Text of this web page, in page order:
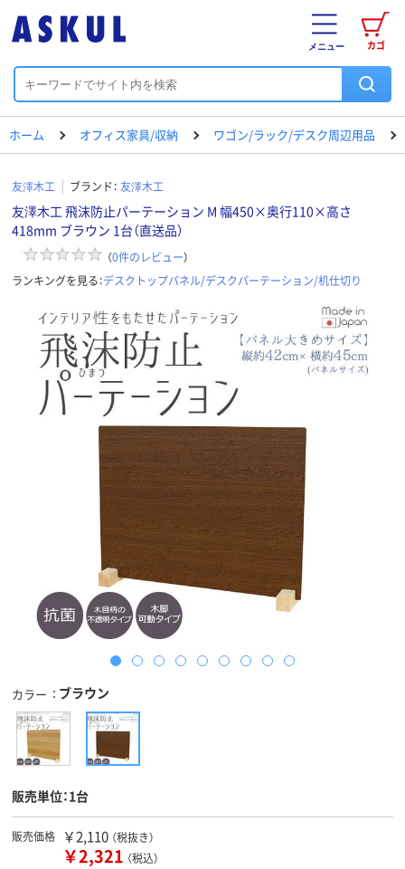
カゴ
メニュー
ホーム オフィス家具/収納 ワゴン/ラック/デスク周辺用品
友澤木工 ブランド： 友澤木工
友澤木工 飛沫防止パーテーション M 幅450×奥行110×高さ
418mm ブラウン 1台（直送品）
（0件のレビュー）
ランキングを見る：デスクトップパネル/デスクパーテーション/机仕切り
カラー ブラウン
販売単位：1台
販売価格 ￥2,110 （税抜き）
￥2,321 （税込）